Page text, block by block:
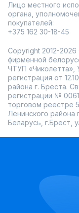
Лицо местного
органа,
покупателей:
+375 162 30-18-45
Copyright 2012-
фирменной
ЧТУП «Чиколетта»,
регистрация от
района г. Бреста.
регистрации №
торговом реестре
Ленинского района
Беларусь, г.Брест,